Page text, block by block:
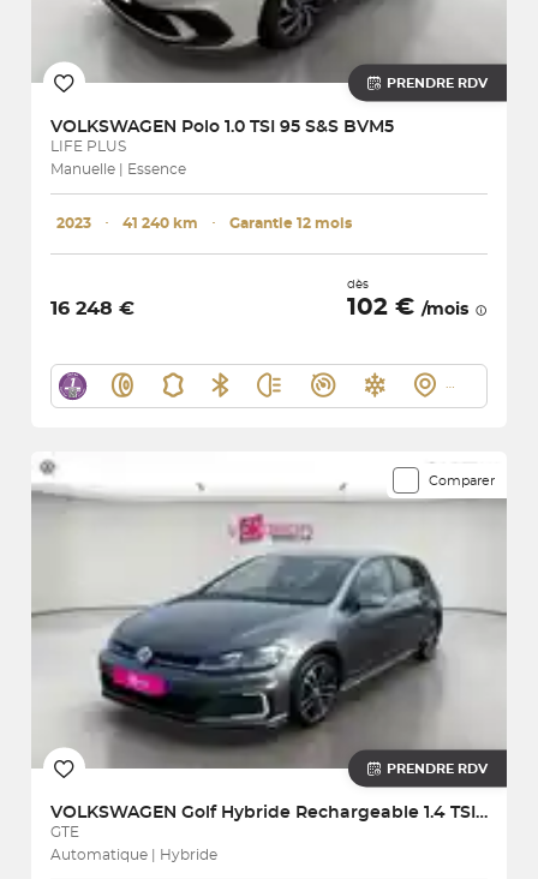
PRENDRE RDV
VOLKSWAGEN Polo 1.0 TSI 95 S&S BVM5
LIFE PLUS
Manuelle | Essence
2023 ･ 41 240 km ･ Garantie 12 mois
16 248 €
dès
102 € /mois
Comparer
PRENDRE RDV
VOLKSWAGEN Golf Hybride Rechargeable 1.4 TSI 204 DSG6
GTE
Automatique | Hybride